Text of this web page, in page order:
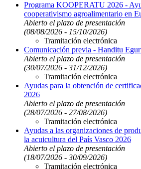
Programa KOOPERATU 2026 -
cooperativismo agroalimentario en
Abierto el plazo de presentación
(08/08/2026 - 15/10/2026)
Tramitación electrónica
Comunicación previa - Handitu
Abierto el plazo de presentación
(30/07/2026 - 31/12/2026)
Tramitación electrónica
Ayudas para la obtención de
2026
Abierto el plazo de presentación
(28/07/2026 - 27/08/2026)
Tramitación electrónica
Ayudas a las organizaciones de
la acuicultura del País Vasco 2026
Abierto el plazo de presentación
(18/07/2026 - 30/09/2026)
Tramitación electrónica